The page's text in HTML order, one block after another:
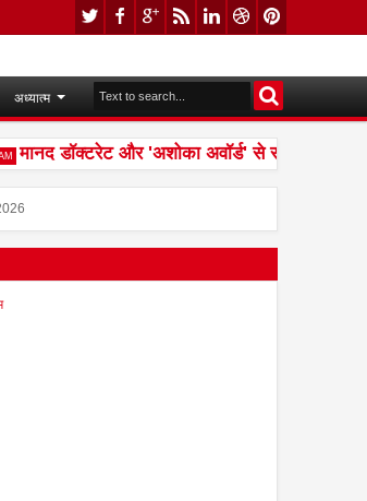
अध्यात्म
डॉक्टरेट और 'अशोका अवॉर्ड' से सम्मानित डॉ.